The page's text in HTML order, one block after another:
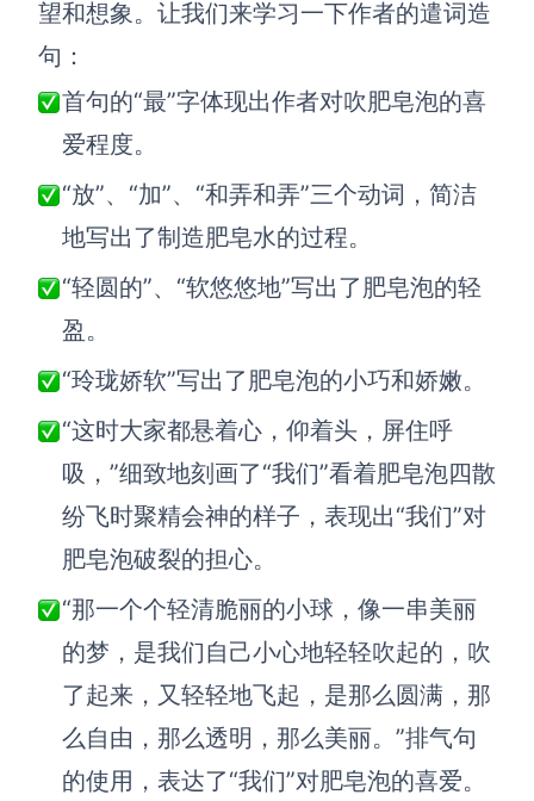
企业版申请试用
帮助支持
帮助中心
获取详细功能指南和技术支持
知识分享社区
定价
望和想象。让我们来学习一下作者的遣词造
句：
首句的“最”字体现出作者对吹肥皂泡的喜
爱程度。
“放”、“加”、“和弄和弄”三个动词，简洁
地写出了制造肥皂水的过程。
“轻圆的”、“软悠悠地”写出了肥皂泡的轻
盈。
“玲珑娇软”写出了肥皂泡的小巧和娇嫩。
“这时大家都悬着心，仰着头，屏住呼
吸，”细致地刻画了“我们”看着肥皂泡四散
纷飞时聚精会神的样子，表现出“我们”对
肥皂泡破裂的担心。
“那一个个轻清脆丽的小球，像一串美丽
的梦，是我们自己小心地轻轻吹起的，吹
了起来，又轻轻地飞起，是那么圆满，那
么自由，那么透明，那么美丽。”排气句
的使用，表达了“我们”对肥皂泡的喜爱。